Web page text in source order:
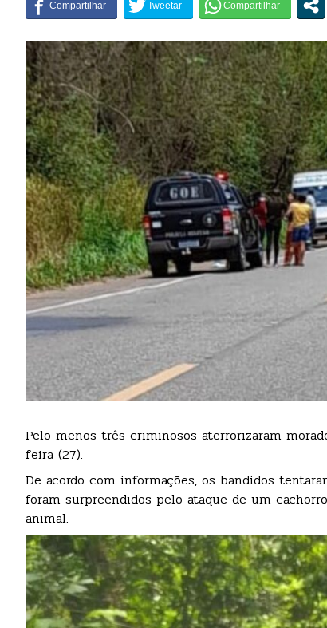
Pelo menos três criminosos aterrorizaram
feira (27).
De acordo com informações, os bandidos
foram surpreendidos pelo ataque de um
animal.